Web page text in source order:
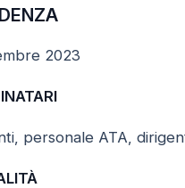
2023
personale ATA,